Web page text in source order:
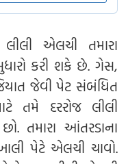
એલચી તમારા
કરી શકે છે. ગેસ,
જેવી પેટ સંબંધિત
તમે દરરોજ લીલી
તમારા આંતરડાના
પેટે એલચી ચાવો.